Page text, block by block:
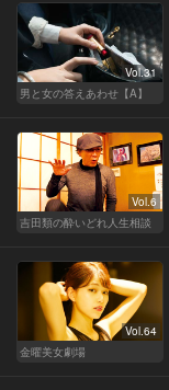
Vol.31
男と女の答えあわせ【A】
Vol.6
吉田類の酔いどれ人生相談
Vol.64
金曜美女劇場